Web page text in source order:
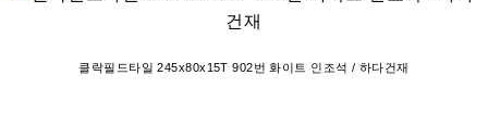
클락필드타일 245x80x15T 902번 화이트 인조석 / 하다건재